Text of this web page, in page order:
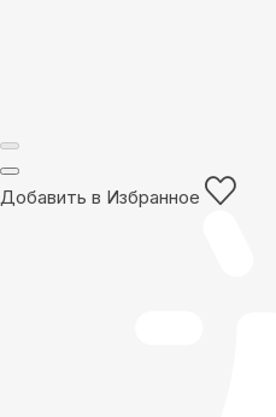
Добавить в Избранное